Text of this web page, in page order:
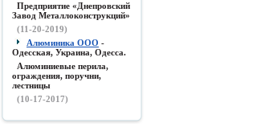
Предприятие «Днепровский
Завод Металлоконструкций»
(11-20-2019)
Алюминика ООО -
Одесская, Украина, Одесса.
Алюминиевые перила,
ограждения, поручни,
лестницы
(10-17-2017)